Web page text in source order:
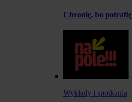
Chronię, bo potrafię
Wykłady i spotkania